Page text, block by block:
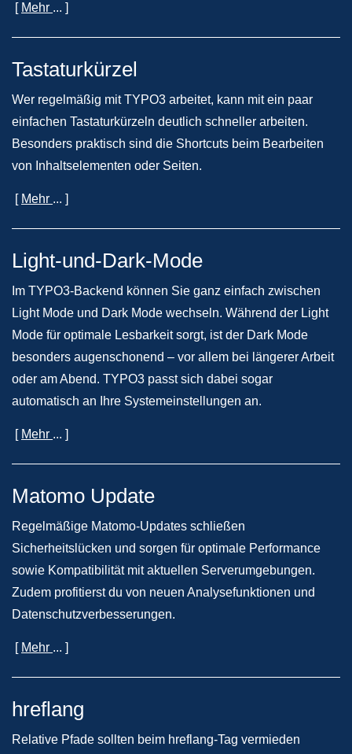
[ Mehr ... ]
Tastaturkürzel
Wer regelmäßig mit TYPO3 arbeitet, kann mit ein paar
einfachen Tastaturkürzeln deutlich schneller arbeiten.
Besonders praktisch sind die Shortcuts beim Bearbeiten
von Inhaltselementen oder Seiten.
[ Mehr ... ]
Light-und-Dark-Mode
Im TYPO3-Backend können Sie ganz einfach zwischen
Light Mode und Dark Mode wechseln. Während der Light
Mode für optimale Lesbarkeit sorgt, ist der Dark Mode
besonders augenschonend – vor allem bei längerer Arbeit
oder am Abend. TYPO3 passt sich dabei sogar
automatisch an Ihre Systemeinstellungen an.
[ Mehr ... ]
Matomo Update
Regelmäßige Matomo-Updates schließen
Sicherheitslücken und sorgen für optimale Performance
sowie Kompatibilität mit aktuellen Serverumgebungen.
Zudem profitierst du von neuen Analysefunktionen und
Datenschutzverbesserungen.
[ Mehr ... ]
hreflang
Relative Pfade sollten beim hreflang-Tag vermieden